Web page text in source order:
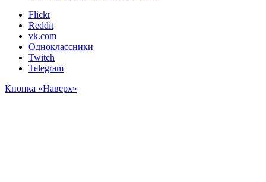
Flickr
Reddit
vk.com
Одноклассники
Twitch
Telegram
Кнопка «Наверх»